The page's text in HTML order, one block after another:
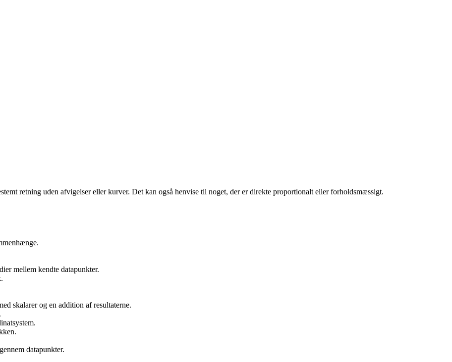
retning uden afvigelser eller kurver. Det kan også henvise til noget, der er direkte proportionalt eller forholdsmæssigt.
mellem kendte datapunkter.
skalarer og en addition af resultaterne.
datapunkter.